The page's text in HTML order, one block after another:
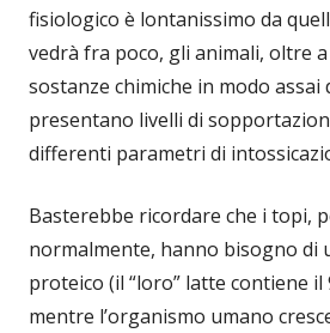
fisiologico è lontanissimo da
vedrà fra poco, gli animali, oltre
sostanze chimiche in modo assai
presentano livelli di
differenti parametri di
Basterebbe ricordare che i topi,
normalmente, hanno bisogno di
proteico (il “loro” latte contiene il
mentre l’organismo umano